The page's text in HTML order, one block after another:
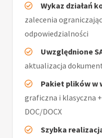
Wykaz działań
zalecenia
odpowiedzialności
Uwzględnione
aktualizacja
Pakiet plików w
graficzna i klasyczna
DOC/DOCX
Szybka